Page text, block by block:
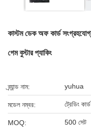
কাস্টম ডেক অফ কার্ড
গেম বুস্টার প্যাকিং
ব্র্যান্ড নাম: yuhua
মডেল নম্বর: ট্রেডিং কার্ড
MOQ: 500 সেট